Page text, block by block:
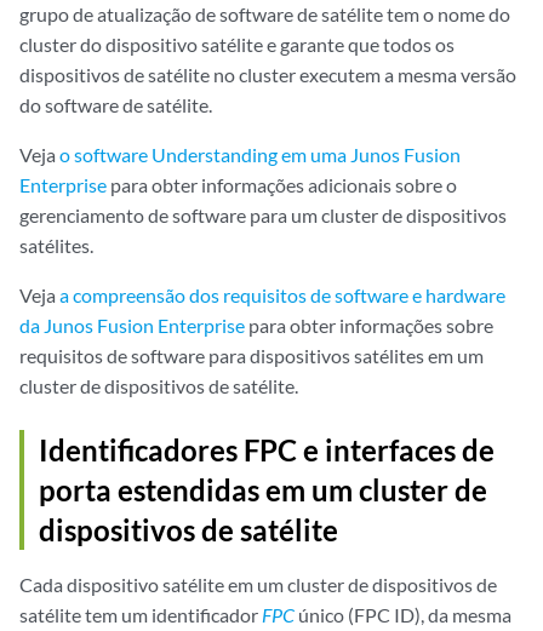
grupo de atualização de software de satélite tem o nome do
cluster do dispositivo satélite e garante que todos os
dispositivos de satélite no cluster executem a mesma versão
do software de satélite.
Veja o software Understanding em uma Junos Fusion
Enterprise para obter informações adicionais sobre o
gerenciamento de software para um cluster de dispositivos
satélites.
Veja a compreensão dos requisitos de software e hardware
da Junos Fusion Enterprise para obter informações sobre
requisitos de software para dispositivos satélites em um
cluster de dispositivos de satélite.
Identificadores FPC e interfaces de
porta estendidas em um cluster de
dispositivos de satélite
Cada dispositivo satélite em um cluster de dispositivos de
satélite tem um identificador FPC único (FPC ID), da mesma